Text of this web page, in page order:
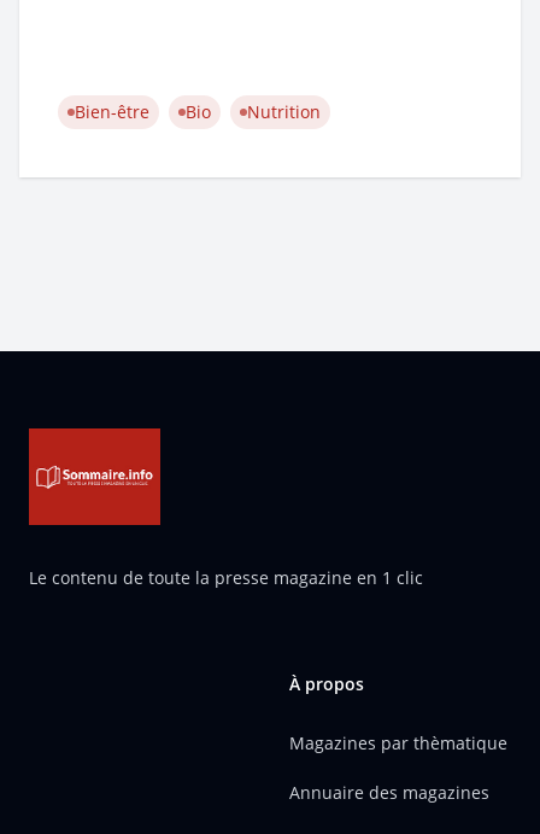
Bien-être Bio Nutrition
Le contenu de toute la presse magazine en 1 clic
À propos
Magazines par thèmatique
Annuaire des magazines